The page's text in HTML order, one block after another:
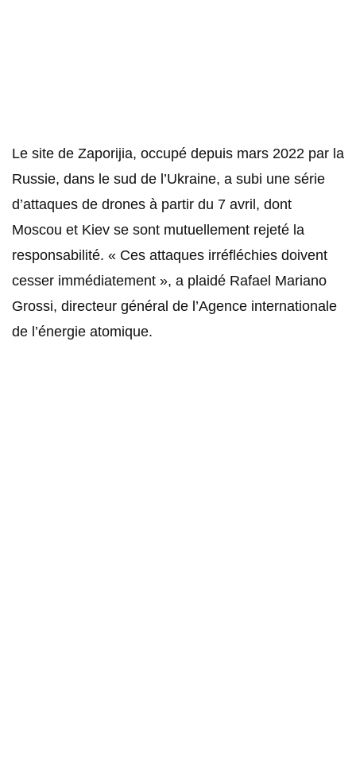
Le site de Zaporijia, occupé depuis mars 2022 par la
Russie, dans le sud de l’Ukraine, a subi une série
d’attaques de drones à partir du 7 avril, dont
Moscou et Kiev se sont mutuellement rejeté la
responsabilité. « Ces attaques irréfléchies doivent
cesser immédiatement », a plaidé Rafael Mariano
Grossi, directeur général de l’Agence internationale
de l’énergie atomique.